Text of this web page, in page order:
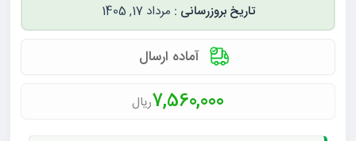
مرداد 17, 1405
آماده ارسال
7,560,000ریال